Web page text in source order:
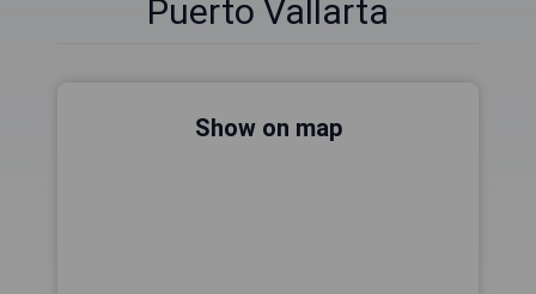
Puerto Vallarta
Show on map